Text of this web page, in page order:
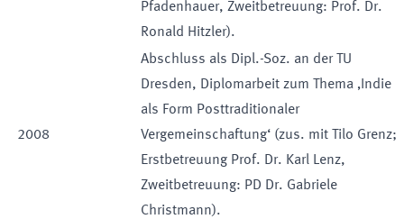
Pfadenhauer, Zweitbetreuung: Prof. Dr.
Ronald Hitzler).
2008
Abschluss als Dipl.-Soz. an der TU
Dresden, Diplomarbeit zum Thema ‚Indie
als Form Posttraditionaler
Vergemeinschaftung‘ (zus. mit Tilo Grenz;
Erstbetreuung Prof. Dr. Karl Lenz,
Zweitbetreuung: PD Dr. Gabriele
Christmann).